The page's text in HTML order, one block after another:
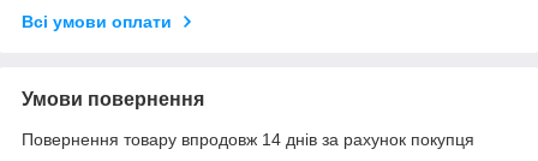
Всі умови оплати
Умови повернення
Повернення товару впродовж 14 днів за рахунок покупця